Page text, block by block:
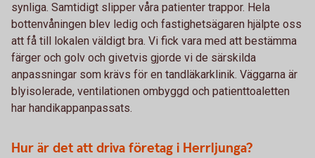
synliga. Samtidigt slipper våra patienter trappor. Hela
bottenvåningen blev ledig och fastighetsägaren hjälpte oss
att få till lokalen väldigt bra. Vi fick vara med att bestämma
färger och golv och givetvis gjorde vi de särskilda
anpassningar som krävs för en tandläkarklinik. Väggarna är
blyisolerade, ventilationen ombyggd och patienttoaletten
har handikappanpassats.
Hur är det att driva företag i Herrljunga?